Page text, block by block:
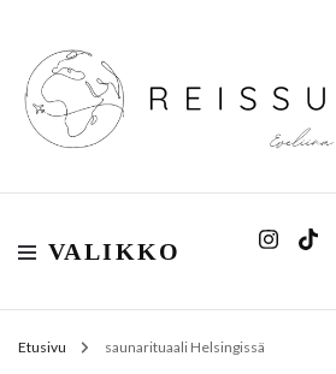
Reissukuume
VALIKKO
Etusivu saunarituaali Helsingissä